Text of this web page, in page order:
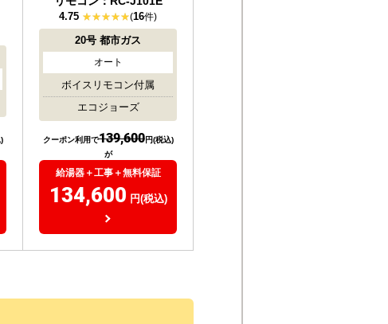
本体：GT-C2072SAW-BL
リモコン：RC-J101E
4.75 (16件)
20号都市ガス
オート
ボイスリモコン付属
エコジョーズ
134,600